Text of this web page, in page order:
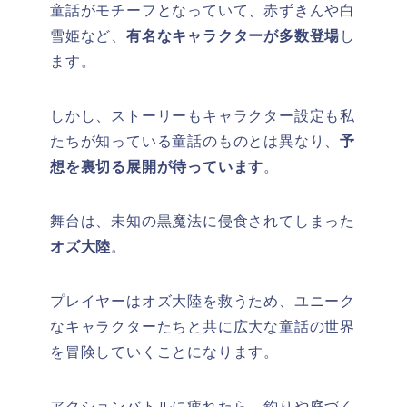
童話がモチーフとなっていて、赤ずきんや白
雪姫など、 有名なキャラクターが多数登場し
ます。
しかし、ストーリーもキャラクター設定も私
たちが知っている童話のものとは異なり、予
想を裏切る展開が待っています。
舞台は、未知の黒魔法に侵食されてしまった
オズ大陸。
プレイヤーはオズ大陸を救うため、ユニーク
なキャラクターたちと共に広大な童話の世界
を冒険していくことになります。